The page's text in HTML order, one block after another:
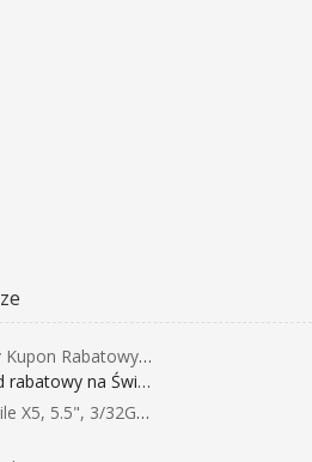
Kupon Rabatowy na Kurs Angielskiego dla Dzieci - FunEnglish
na Święta (
papilarnych, 2950mAh, aparat 13MP za 267zł - Banggood